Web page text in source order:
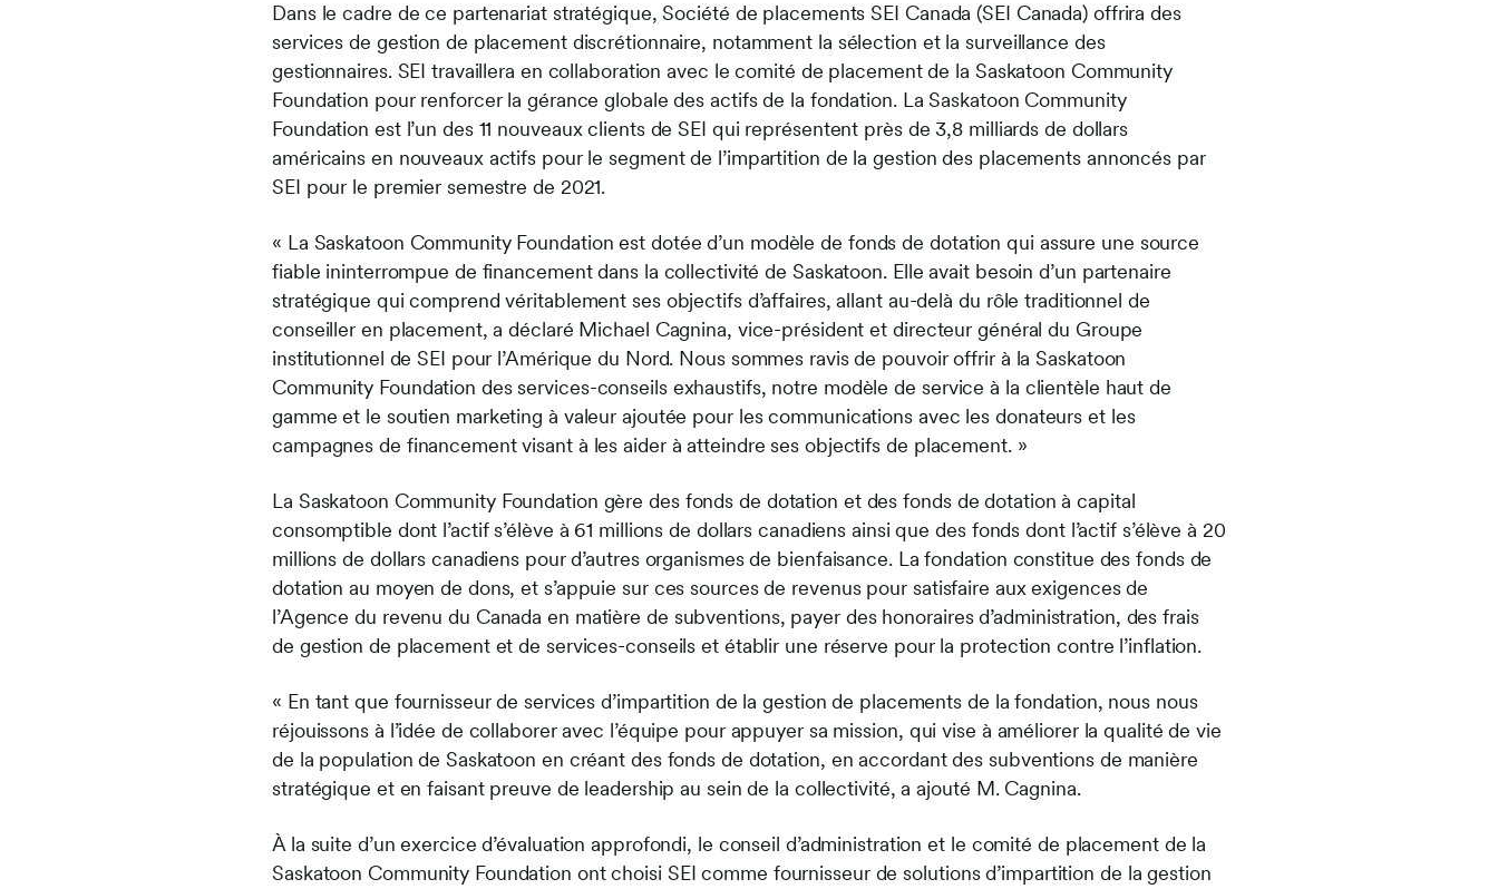
Dans le cadre de ce partenariat stratégique, Société de placements SEI Canada (SEI Canada) offrira des
services de gestion de placement discrétionnaire, notamment la sélection et la surveillance des
gestionnaires. SEI travaillera en collaboration avec le comité de placement de la Saskatoon Community
Foundation pour renforcer la gérance globale des actifs de la fondation. La Saskatoon Community
Foundation est l’un des 11 nouveaux clients de SEI qui représentent près de 3,8 milliards de dollars
américains en nouveaux actifs pour le segment de l’impartition de la gestion des placements annoncés par
SEI pour le premier semestre de 2021.
« La Saskatoon Community Foundation est dotée d’un modèle de fonds de dotation qui assure une source
fiable ininterrompue de financement dans la collectivité de Saskatoon. Elle avait besoin d’un partenaire
stratégique qui comprend véritablement ses objectifs d’affaires, allant au-delà du rôle traditionnel de
conseiller en placement, a déclaré Michael Cagnina, vice-président et directeur général du Groupe
institutionnel de SEI pour l’Amérique du Nord. Nous sommes ravis de pouvoir offrir à la Saskatoon
Community Foundation des services-conseils exhaustifs, notre modèle de service à la clientèle haut de
gamme et le soutien marketing à valeur ajoutée pour les communications avec les donateurs et les
campagnes de financement visant à les aider à atteindre ses objectifs de placement. »
La Saskatoon Community Foundation gère des fonds de dotation et des fonds de dotation à capital
consomptible dont l’actif s’élève à 61 millions de dollars canadiens ainsi que des fonds dont l’actif s’élève à 20
millions de dollars canadiens pour d’autres organismes de bienfaisance. La fondation constitue des fonds de
dotation au moyen de dons, et s’appuie sur ces sources de revenus pour satisfaire aux exigences de
l’Agence du revenu du Canada en matière de subventions, payer des honoraires d’administration, des frais
de gestion de placement et de services-conseils et établir une réserve pour la protection contre l’inflation.
« En tant que fournisseur de services d’impartition de la gestion de placements de la fondation, nous nous
réjouissons à l’idée de collaborer avec l’équipe pour appuyer sa mission, qui vise à améliorer la qualité de vie
de la population de Saskatoon en créant des fonds de dotation, en accordant des subventions de manière
stratégique et en faisant preuve de leadership au sein de la collectivité, a ajouté M. Cagnina.
À la suite d’un exercice d’évaluation approfondi, le conseil d’administration et le comité de placement de la
Saskatoon Community Foundation ont choisi SEI comme fournisseur de solutions d’impartition de la gestion